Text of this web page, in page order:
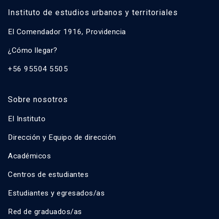
Instituto de estudios urbanos y territoriales
El Comendador 1916, Providencia
¿Cómo llegar?
+56 95504 5505
Sobre nosotros
El Instituto
Dirección y Equipo de dirección
Académicos
Centros de estudiantes
Estudiantes y egresados/as
Red de graduados/as